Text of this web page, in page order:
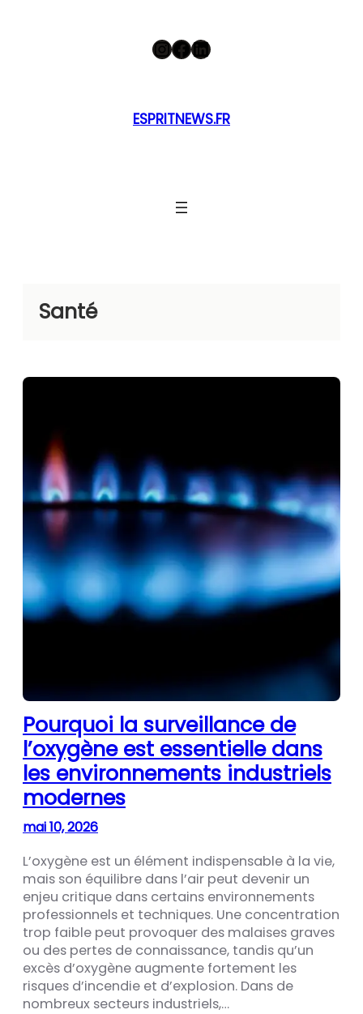
InstagramFacebook LinkedIn
ESPRITNEWS.FR
Santé
Pourquoi la surveillance de
l’oxygène est essentielle dans
les environnements industriels
modernes
mai 10, 2026
L’oxygène est un élément indispensable à la vie,
mais son équilibre dans l’air peut devenir un
enjeu critique dans certains environnements
professionnels et techniques. Une concentration
trop faible peut provoquer des malaises graves
ou des pertes de connaissance, tandis qu’un
excès d’oxygène augmente fortement les
risques d’incendie et d’explosion. Dans de
nombreux secteurs industriels,…